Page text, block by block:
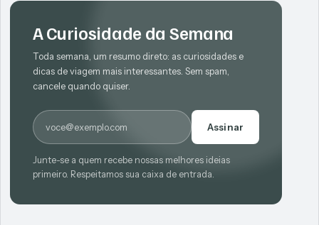
A Curiosidade da Semana
Toda semana, um resumo direto: as curiosidades e
dicas de viagem mais interessantes. Sem spam,
cancele quando quiser.
E-mail
Assinar
Junte-se a quem recebe nossas melhores ideias
primeiro. Respeitamos sua caixa de entrada.